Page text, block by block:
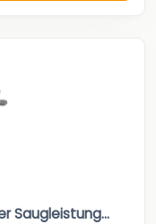
Saugleistung...